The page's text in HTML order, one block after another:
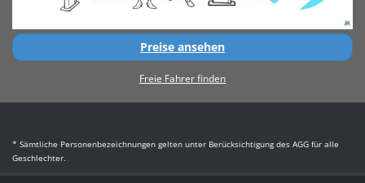
Preise ansehen
Freie Fahrer finden
* Sämtliche Personenbezeichnungen gelten unter Berücksichtigung des AGG für alle
Geschlechter.